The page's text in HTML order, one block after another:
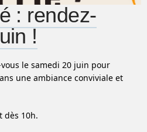
: rendez-
!
le samedi 20 juin pour
une ambiance conviviale et
dès 10h.